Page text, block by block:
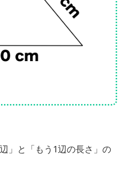
」と「もう1辺の長さ」の